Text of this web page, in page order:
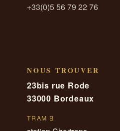
+33(0)5 56 79 22 76
NOUS TROUVER
23bis rue Rode
33000 Bordeaux
TRAM B